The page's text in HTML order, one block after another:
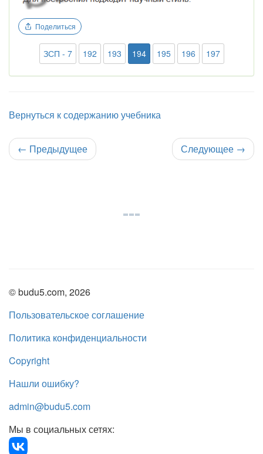
Поделиться
ЗСП - 7 192 193 194 195 196 197
Вернуться к содержанию учебника
← Предыдущее Следующее →
© budu5.com, 2026
Пользовательское соглашение
Политика конфиденциальности
Copyright
Нашли ошибку?
admin@budu5.com
Мы в социальных сетях: